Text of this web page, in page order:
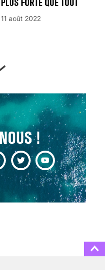
!
PLUS FORTE QUE TOUT
11 août 2022
13 août 2024
CHANGEMENT DE SEXE :
DES DEMANDES
TOUJOURS PLUS